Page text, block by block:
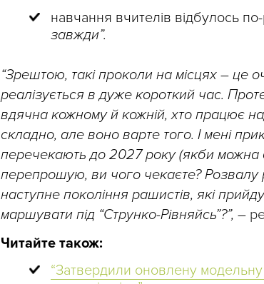
навчання вчителів відбулось
завжди”.
“Зрештою, такі проколи на місцях – це
реалізується в дуже короткий час.
вдячна кожному й кожній, хто працює
складно, але воно варте того. І мені
перечекають до 2027 року (якби можна
перепрошую, ви чого чекаєте? Розвалу
наступне покоління paшиcтiв, які
маршувати під “Струнко-Рівняйсь”?”, –
Читайте також:
“Затвердили оновлену